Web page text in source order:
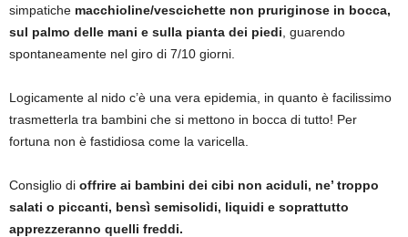
simpatiche macchioline/vescichette non pruriginose in bocca,
sul palmo delle mani e sulla pianta dei piedi , guarendo
spontaneamente nel giro di 7/10 giorni.
Logicamente al nido c’è una vera epidemia, in quanto è facilissimo
trasmetterla tra bambini che si mettono in bocca di tutto! Per
fortuna non è fastidiosa come la varicella.
Consiglio di offrire ai bambini dei cibi non aciduli, ne’ troppo
salati o piccanti, bensì semisolidi, liquidi e soprattutto
apprezzeranno quelli freddi.